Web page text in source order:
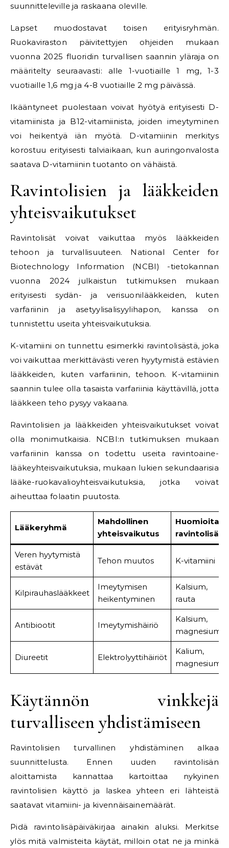
suunnitteleville ja raskaana oleville.
Lapset muodostavat toisen erityisryhmän.
Ruokaviraston päivitettyjen ohjeiden mukaan
vuonna 2025 fluoridin turvallisen saannin yläraja on
määritelty seuraavasti: alle 1-vuotiaille 1 mg, 1-3
vuotiaille 1,6 mg ja 4-8 vuotiaille 2 mg päivässä.
Ikääntyneet puolestaan voivat hyötyä erityisesti D-
vitamiinista ja B12-vitamiinista, joiden imeytyminen
voi heikentyä iän myötä. D-vitamiinin merkitys
korostuu erityisesti talviaikaan, kun auringonvalosta
saatava D-vitamiinin tuotanto on vähäistä.
Ravintolisien ja lääkkeiden
yhteisvaikutukset
Ravintolisät voivat vaikuttaa myös lääkkeiden
tehoon ja turvallisuuteen. National Center for
Biotechnology Information (NCBI) -tietokannan
vuonna 2024 julkaistun tutkimuksen mukaan
erityisesti sydän- ja verisuonilääkkeiden, kuten
varfariinin ja asetyylisalisyylihapon, kanssa on
tunnistettu useita yhteisvaikutuksia.
K-vitamiini on tunnettu esimerkki ravintolisästä, joka
voi vaikuttaa merkittävästi veren hyytymistä estävien
lääkkeiden, kuten varfariinin, tehoon. K-vitamiinin
saannin tulee olla tasaista varfariinia käyttävillä, jotta
lääkkeen teho pysyy vakaana.
Ravintolisien ja lääkkeiden yhteisvaikutukset voivat
olla monimutkaisia. NCBI:n tutkimuksen mukaan
varfariinin kanssa on todettu useita ravintoaine-
lääkeyhteisvaikutuksia, mukaan lukien sekundaarisia
lääke-ruokavalioyhteisvaikutuksia, jotka voivat
aiheuttaa folaatin puutosta.
Lääkeryhmä
Mahdollinen
yhteisvaikutus
Huomioitava
ravintolisä
Veren hyytymistä
estävät
Tehon muutos K-vitamiini
Kilpirauhaslääkkeet
Imeytymisen
heikentyminen
Kalsium,
rauta
Antibiootit Imeytymishäiriö
Kalsium,
magnesium
Diureetit Elektrolyyttihäiriöt
Kalium,
magnesium
Käytännön vinkkejä
turvalliseen yhdistämiseen
Ravintolisien turvallinen yhdistäminen alkaa
suunnittelusta. Ennen uuden ravintolisän
aloittamista kannattaa kartoittaa nykyinen
ravintolisien käyttö ja laskea yhteen eri lähteistä
saatavat vitamiini- ja kivennäisainemäärät.
Pidä ravintolisäpäiväkirjaa ainakin aluksi. Merkitse
ylös mitä valmisteita käytät, milloin otat ne ja minkä